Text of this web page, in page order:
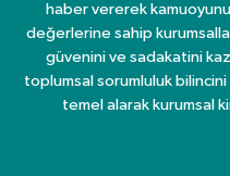
haber vererek kamuoyunu
değerlerine sahip
güvenini ve sadakatini
toplumsal sorumluluk
temel alarak kurumsal